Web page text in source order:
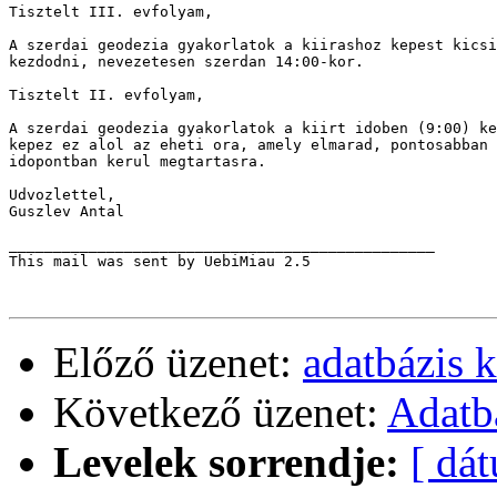
Tisztelt III. evfolyam,
A szerdai geodezia gyakorlatok a kiirashoz kepest
kezdodni, nevezetesen szerdan 14:00-kor.
Tisztelt II. evfolyam,
A szerdai geodezia gyakorlatok a kiirt idoben (9:00)
kepez ez alol az eheti ora, amely elmarad, pontosabban
idopontban kerul megtartasra.
Udvozlettel,
Guszlev Antal
This mail was sent by UebiMiau 2.5
Előző üzenet: adatbázis
Következő üzenet:
Levelek sorrendje: [